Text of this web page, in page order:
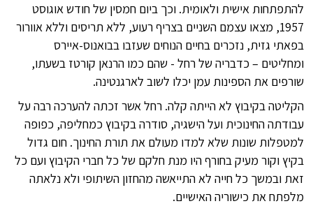
להתפתחות אישית ולאומית. וכך ביום חמסין של חודש אוגוסט
1957, מצאו עצמם השניים בצריף רעוע, ללא תריסים וללא אוורור
בפאתי גזית, נזכרים בחיים הנוחים שעזבו בבואנוס-איירס
ומחליטים – כדבריה של רחל - שהם כמו הרנאן קורטז בשעתו,
שורפים את הספינות עמן יכלו לשוב לארגנטינה.
הקליטה בקיבוץ לא הייתה קלה. רחל אשר זכתה להערכה רבה על
עבודתה החינוכית ועל הישגיה, סודרה בקיבוץ כמחליפה, כפופה
למטפלות שונות שלא למדו מעולם את תורת החינוך. חום גדול
בקיץ וקור מעיק בחורף היו מנת חלקם של כל חברי הקיבוץ ועם כל
זאת ובמשך כל חייה לא התייאשה מהחזון השיתופי ולא נלאתה
מלפתח את כישוריה האישיים.